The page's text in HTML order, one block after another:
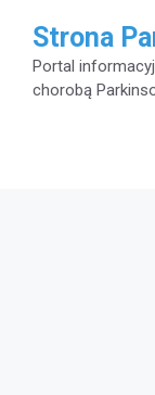
treści
Strona
Portal
chorobą